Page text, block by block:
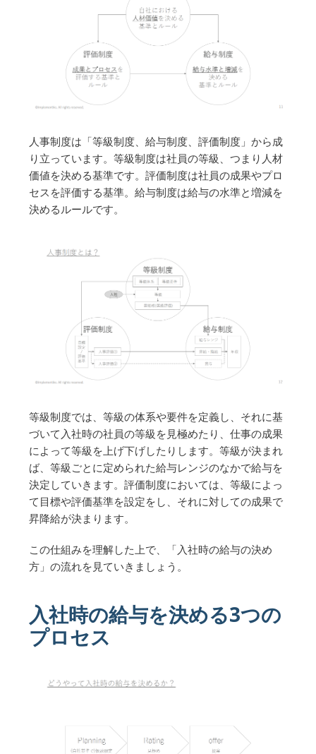
人事制度は「等級制度、給与制度、評価制度」から成
り立っています。等級制度は社員の等級、つまり人材
価値を決める基準です。評価制度は社員の成果やプロ
セスを評価する基準。給与制度は給与の水準と増減を
決めるルールです。
等級制度では、等級の体系や要件を定義し、それに基
づいて入社時の社員の等級を見極めたり、仕事の成果
によって等級を上げ下げしたりします。等級が決まれ
ば、等級ごとに定められた給与レンジのなかで給与を
決定していきます。評価制度においては、等級によっ
て目標や評価基準を設定をし、それに対しての成果で
昇降給が決まります。
この仕組みを理解した上で、「入社時の給与の決め
方」の流れを見ていきましょう。
入社時の給与を決める3つの
プロセス